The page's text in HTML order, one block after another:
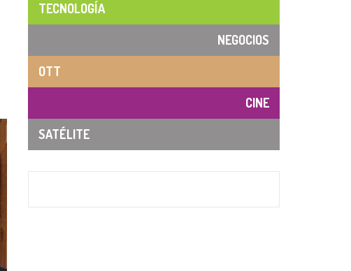
TECNOLOGÍA
NEGOCIOS
OTT
CINE
SATÉLITE